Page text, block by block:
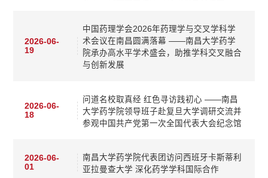
2026-06-
19
中国药理学会2026年药理学与交叉学科学
术会议在南昌圆满落幕 ——南昌大学药学
院承办高水平学术盛会，助推学科交叉融合
与创新发展
2026-06-
18
问道名校取真经 红色寻访践初心 ——南昌
大学药学院领导班子赴复旦大学调研交流并
参观中国共产党第一次全国代表大会纪念馆
2026-06-
01
南昌大学药学院代表团访问西班牙卡斯蒂利
亚拉曼查大学 深化药学学科国际合作